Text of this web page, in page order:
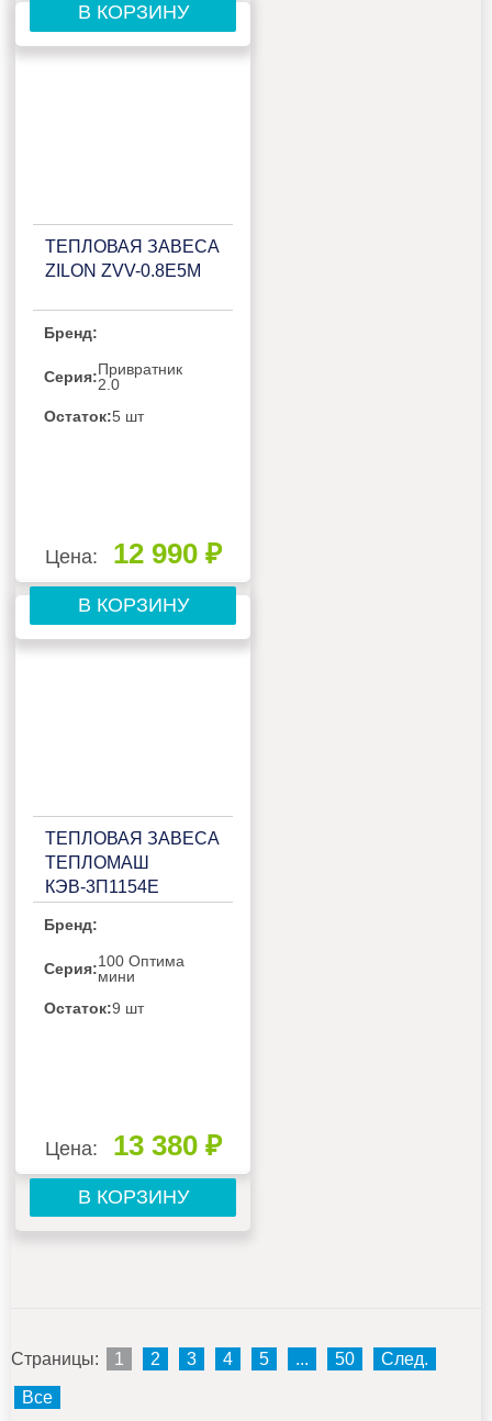
В КОРЗИНУ
ТЕПЛОВАЯ ЗАВЕСА
ZILON ZVV-0.8Е5М
Бренд:
Серия:Привратник
2.0
Остаток:5 шт
Цена: 12 990 ₽
В КОРЗИНУ
ТЕПЛОВАЯ ЗАВЕСА
ТЕПЛОМАШ
КЭВ-3П1154E
Бренд:
Серия:100 Оптима
мини
Остаток:9 шт
Цена: 13 380 ₽
В КОРЗИНУ
Страницы: 1 2 3 4 5 ... 50 След.
Все